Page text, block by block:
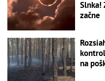
Slnka!
začne
na